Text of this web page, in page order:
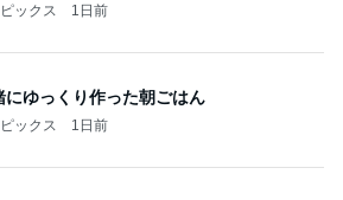
ックス 1日前
にゆっくり作った朝ごはん
ックス 1日前